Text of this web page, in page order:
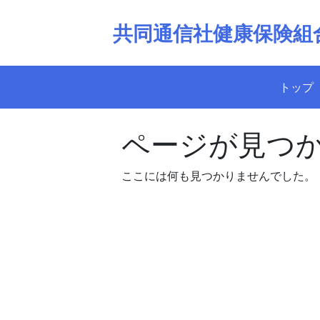
共同通信社健康保険組
トップ
ページが見つ
ここには何も見つかりませんでした。